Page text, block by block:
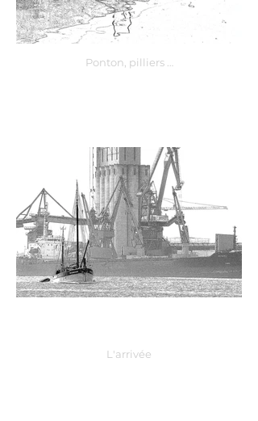
Ponton, pilliers …
L'arrivée